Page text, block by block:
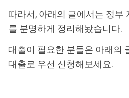
따라서, 아래의 글에서는 정부
를 분명하게 정리해놨습니다.
대출이 필요한 분들은 아래의
대출로 우선 신청해보세요.